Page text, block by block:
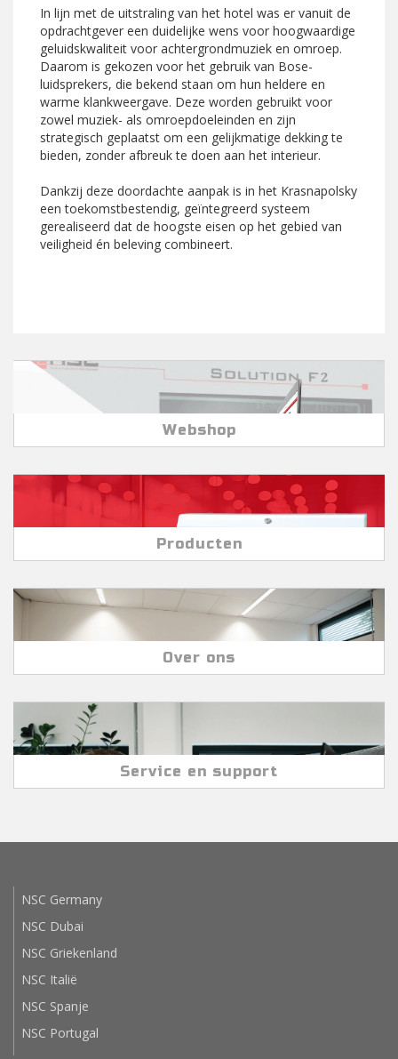
In lijn met de uitstraling van het hotel was er vanuit de
opdrachtgever een duidelijke wens voor hoogwaardige
geluidskwaliteit voor achtergrondmuziek en omroep.
Daarom is gekozen voor het gebruik van Bose-
luidsprekers, die bekend staan om hun heldere en
warme klankweergave. Deze worden gebruikt voor
zowel muziek- als omroepdoeleinden en zijn
strategisch geplaatst om een gelijkmatige dekking te
bieden, zonder afbreuk te doen aan het interieur.
Dankzij deze doordachte aanpak is in het Krasnapolsky
een toekomstbestendig, geïntegreerd systeem
gerealiseerd dat de hoogste eisen op het gebied van
veiligheid én beleving combineert.
Webshop
Producten
Over ons
Service en support
NSC Germany
NSC Dubai
NSC Griekenland
NSC Italië
NSC Spanje
NSC Portugal